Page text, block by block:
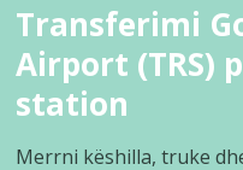
Transferimi
Airport (TRS)
station
Merrni këshilla, truke